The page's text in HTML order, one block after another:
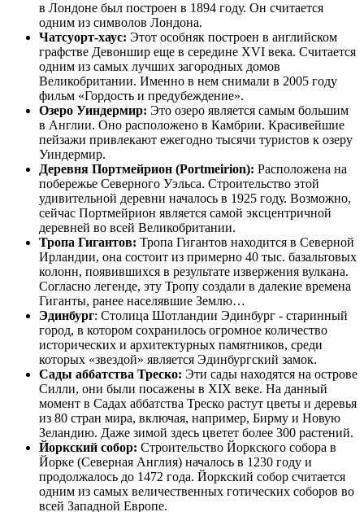
в Лондоне был построен в 1894 году. Он считается
одним из символов Лондона.
Чатсуорт-хаус: Этот особняк построен в английском
графстве Девоншир еще в середине XVI века. Считается
одним из самых лучших загородных домов
Великобритании. Именно в нем снимали в 2005 году
фильм «Гордость и предубеждение».
Озеро Уиндермир: Это озеро является самым большим
в Англии. Оно расположено в Камбрии. Красивейшие
пейзажи привлекают ежегодно тысячи туристов к озеру
Уиндермир.
Деревня Портмейрион (Portmeirion): Расположена на
побережье Северного Уэльса. Строительство этой
удивительной деревни началось в 1925 году. Возможно,
сейчас Портмейрион является самой эксцентричной
деревней во всей Великобритании.
Тропа Гигантов: Тропа Гигантов находится в Северной
Ирландии, она состоит из примерно 40 тыс. базальтовых
колонн, появившихся в результате извержения вулкана.
Согласно легенде, эту Тропу создали в далекие времена
Гиганты, ранее населявшие Землю…
Эдинбург: Столица Шотландии Эдинбург - старинный
город, в котором сохранилось огромное количество
исторических и архитектурных памятников, среди
которых «звездой» является Эдинбургский замок.
Сады аббатства Треско: Эти сады находятся на острове
Силли, они были посажены в XIX веке. На данный
момент в Садах аббатства Треско растут цветы и деревья
из 80 стран мира, включая, например, Бирму и Новую
Зеландию. Даже зимой здесь цветет более 300 растений.
Йоркский собор: Строительство Йоркского собора в
Йорке (Северная Англия) началось в 1230 году и
продолжалось до 1472 года. Йоркский собор считается
одним из самых величественных готических соборов во
всей Западной Европе.